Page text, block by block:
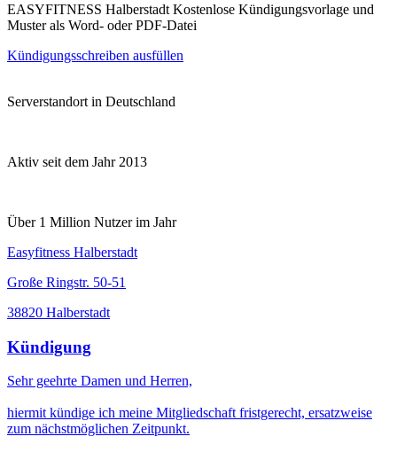
EASYFITNESS Halberstadt Kostenlose Kündigungsvorlage und
Muster als Word- oder PDF-Datei
Kündigungsschreiben ausfüllen
Serverstandort in Deutschland
Aktiv seit dem Jahr 2013
Über 1 Million Nutzer im Jahr
Easyfitness Halberstadt
Große Ringstr. 50-51
38820 Halberstadt
Kündigung
Sehr geehrte Damen und Herren,
hiermit kündige ich meine Mitgliedschaft fristgerecht, ersatzweise
zum nächstmöglichen Zeitpunkt.